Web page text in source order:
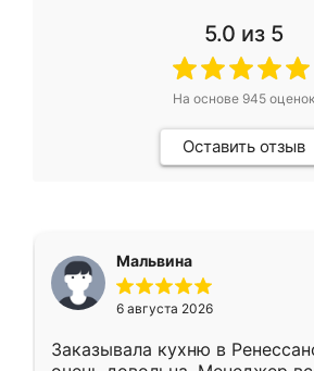
5.0 из 5
На основе 945оценок
Оставить отзыв
Мальвина
6 августа 2026
Заказывала кухню в